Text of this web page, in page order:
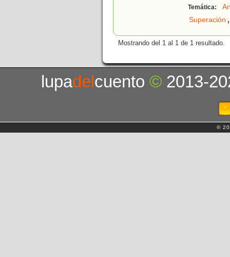
Temática:
Superación ,
Mostrando del 1 al 1 de 1 resultado.
lupadelcuento© 2013-
©